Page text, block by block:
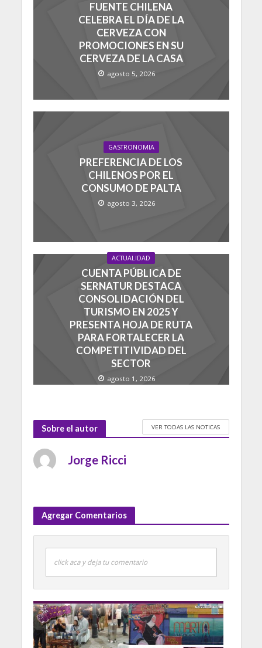
FUENTE CHILENA
CELEBRA EL DÍA DE LA
CERVEZA CON
PROMOCIONES EN SU
CERVEZA DE LA CASA
agosto 5, 2026
GASTRONOMIA
PREFERENCIA DE LOS
CHILENOS POR EL
CONSUMO DE PALTA
agosto 3, 2026
ACTUALIDAD
CUENTA PÚBLICA DE
SERNATUR DESTACA
CONSOLIDACIÓN DEL
TURISMO EN 2025 Y
PRESENTA HOJA DE RUTA
PARA FORTALECER LA
COMPETITIVIDAD DEL
SECTOR
agosto 1, 2026
Sobre el autor VER TODAS LAS NOTICAS
Jorge Ricci
Agregar Comentarios
click aca y deja tu comentario